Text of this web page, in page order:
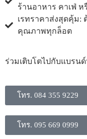
ร้านอาหาร คาเฟ่ ห
เรทราคาส่งสุดคุ้ม:
คุณภาพทุกล็อต
ร่วมเติบโตไปกับแบร
โทร. 084 355 9229
โทร. 095 669 0999